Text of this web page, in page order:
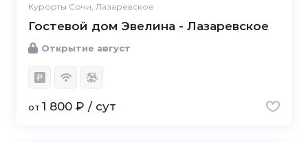
Курорты Сочи, Лазаревское
Гостевой дом Эвелина - Лазаревское
Открытие август
от 1 800 ₽ / сут